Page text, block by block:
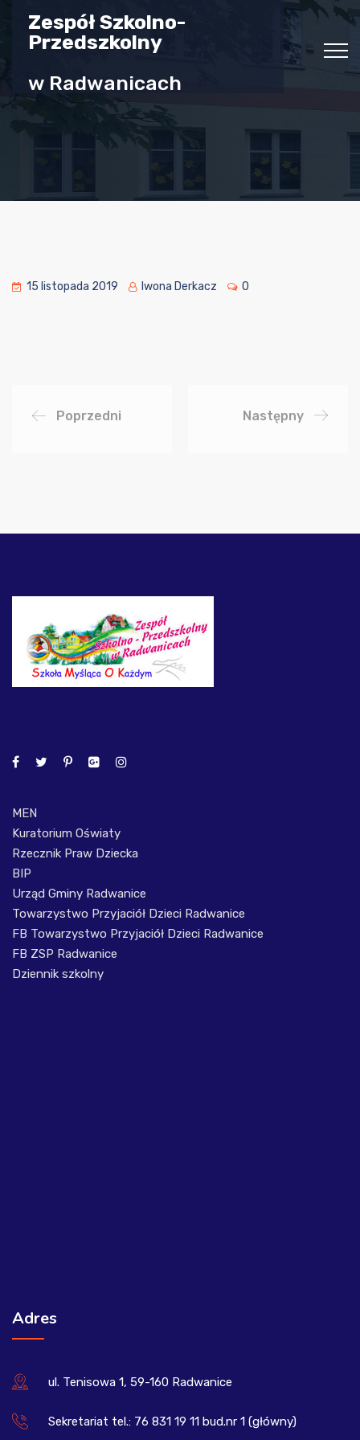
Zespół Szkolno-
Przedszkolny
w Radwanicach
15 listopada 2019 Iwona Derkacz 0
Poprzedni Następny
MEN
Kuratorium Oświaty
Rzecznik Praw Dziecka
BIP
Urząd Gminy Radwanice
Towarzystwo Przyjaciół Dzieci Radwanice
FB Towarzystwo Przyjaciół Dzieci Radwanice
FB ZSP Radwanice
Dziennik szkolny
Adres
ul. Tenisowa 1, 59-160 Radwanice
Sekretariat tel.: 76 831 19 11 bud.nr 1 (główny)